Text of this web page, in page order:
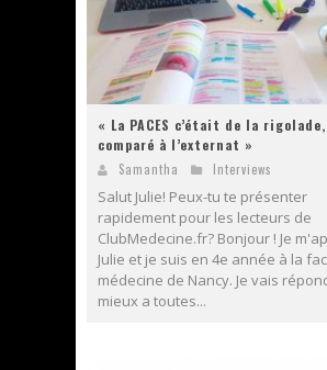
« La PACES c’était de la rigolade,
comparé à l’externat »
Samantha Interviews
Salut Julie! Peux-tu te présenter
rapidement pour les lecteurs de
ClubMedecine.fr? Bonjour ! Je
Julie et je suis en 4e année à la
médecine de Nancy. Je vais
mieux a toutes...